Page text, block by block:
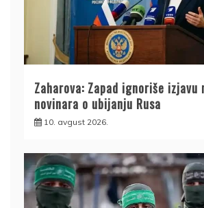
Zaharova: Zapad ignoriše izjavu
novinara o ubijanju Rusa
10. avgust 2026.